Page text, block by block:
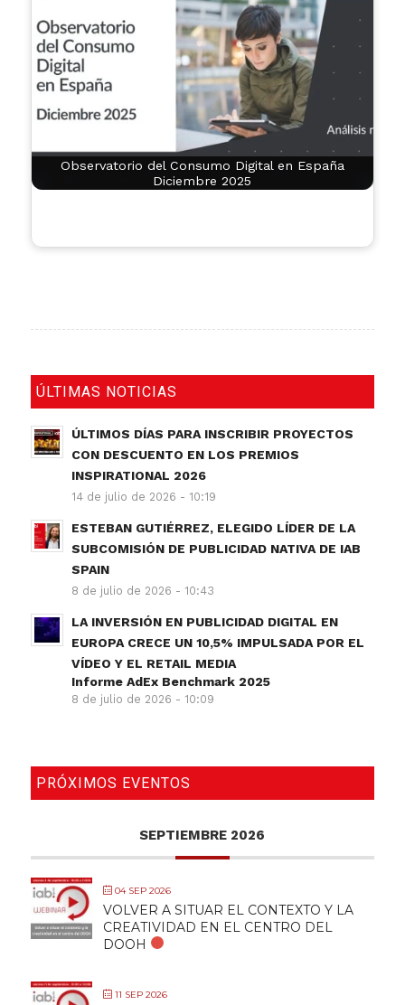
Observatorio del Consumo Digital en España
Diciembre 2025
ÚLTIMAS NOTICIAS
ÚLTIMOS DÍAS PARA INSCRIBIR PROYECTOS
CON DESCUENTO EN LOS PREMIOS
INSPIRATIONAL 2026
14 de julio de 2026 - 10:19
ESTEBAN GUTIÉRREZ, ELEGIDO LÍDER DE LA
SUBCOMISIÓN DE PUBLICIDAD NATIVA DE IAB
SPAIN
8 de julio de 2026 - 10:43
LA INVERSIÓN EN PUBLICIDAD DIGITAL EN
EUROPA CRECE UN 10,5% IMPULSADA POR EL
VÍDEO Y EL RETAIL MEDIA
Informe AdEx Benchmark 2025
8 de julio de 2026 - 10:09
PRÓXIMOS EVENTOS
SEPTIEMBRE 2026
04 SEP 2026
VOLVER A SITUAR EL CONTEXTO Y LA
CREATIVIDAD EN EL CENTRO DEL
DOOH
11 SEP 2026